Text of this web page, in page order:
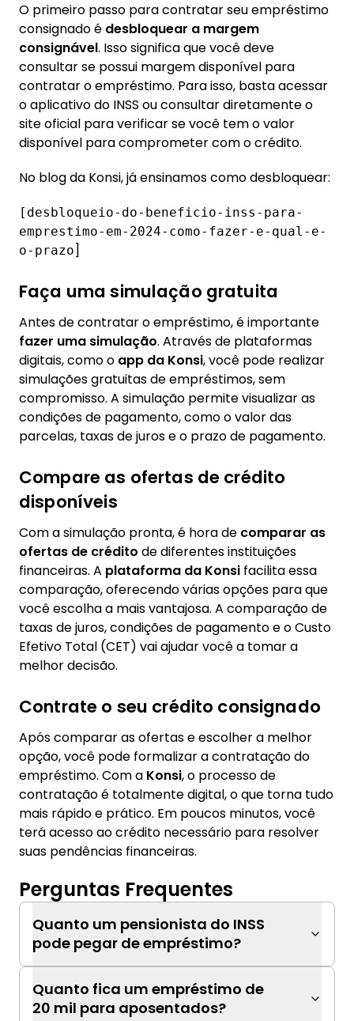
O primeiro passo para contratar seu empréstimo
consignado é desbloquear a margem
consignável. Isso significa que você deve
consultar se possui margem disponível para
contratar o empréstimo. Para isso, basta acessar
o aplicativo do INSS ou consultar diretamente o
site oficial para verificar se você tem o valor
disponível para comprometer com o crédito.
No blog da Konsi, já ensinamos como desbloquear:
[desbloqueio-do-beneficio-inss-para-
emprestimo-em-2024-como-fazer-e-qual-e-
o-prazo]
Faça uma simulação gratuita
Antes de contratar o empréstimo, é importante
fazer uma simulação. Através de plataformas
digitais, como o app da Konsi, você pode realizar
simulações gratuitas de empréstimos, sem
compromisso. A simulação permite visualizar as
condições de pagamento, como o valor das
parcelas, taxas de juros e o prazo de pagamento.
Compare as ofertas de crédito
disponíveis
Com a simulação pronta, é hora de comparar as
ofertas de crédito de diferentes instituições
financeiras. A plataforma da Konsi facilita essa
comparação, oferecendo várias opções para que
você escolha a mais vantajosa. A comparação de
taxas de juros, condições de pagamento e o Custo
Efetivo Total (CET) vai ajudar você a tomar a
melhor decisão.
Contrate o seu crédito consignado
Após comparar as ofertas e escolher a melhor
opção, você pode formalizar a contratação do
empréstimo. Com a Konsi, o processo de
contratação é totalmente digital, o que torna tudo
mais rápido e prático. Em poucos minutos, você
terá acesso ao crédito necessário para resolver
suas pendências financeiras.
Perguntas Frequentes
Quanto um pensionista do INSS
pode pegar de empréstimo?
Quanto fica um empréstimo de
20 mil para aposentados?